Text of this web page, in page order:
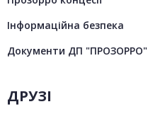
Інформаційна безпека
Документи ДП "ПРОЗОРРО"
ДРУЗІ